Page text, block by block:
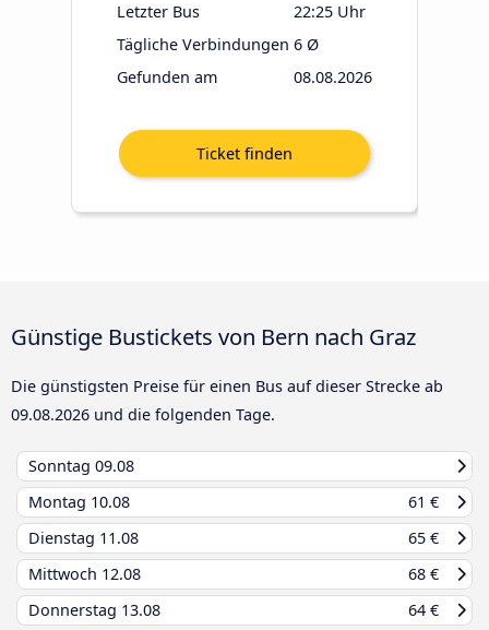
Letzter Bus
22:25 Uhr
Tägliche Verbindungen 6 Ø
Gefunden am
08.08.2026
Günstige Bustickets von Bern nach Graz
Die günstigsten Preise für einen Bus auf dieser Strecke ab
09.08.2026 und die folgenden Tage.
Sonntag 09.08
Montag 10.08
61 €
Dienstag 11.08
65 €
Mittwoch 12.08
68 €
Donnerstag 13.08
64 €